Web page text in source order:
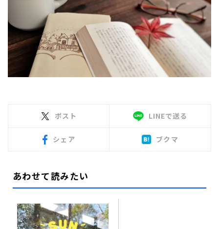
ポスト LINEで送る
シェア ブクマ
あわせて読みたい